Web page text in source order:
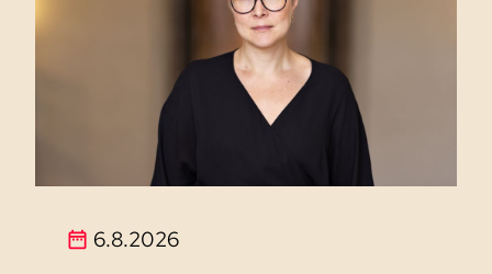
6.8.2026